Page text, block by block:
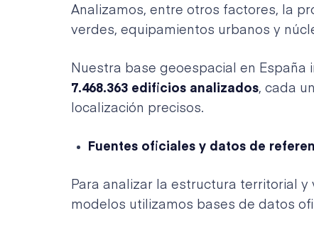
Analizamos, entre otros factores, la
verdes, equipamientos urbanos y
Nuestra base geoespacial en España
7.468.363 edificios analizados, cada
localización precisos.
Fuentes oficiales y datos de
Para analizar la estructura territorial
modelos utilizamos bases de datos